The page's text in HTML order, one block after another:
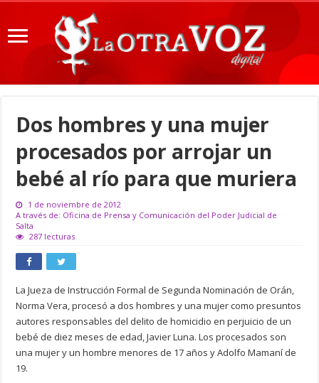
Dos hombres y una mujer
procesados por arrojar un
bebé al río para que muriera
1 de noviembre de 2012
A través de: Oficina de Prensa y Comunicación del Poder Judicial de
Salta
287 lecturas
La Jueza de Instrucción Formal de Segunda Nominación de Orán,
Norma Vera, procesó a dos hombres y una mujer como presuntos
autores responsables del delito de homicidio en perjuicio de un
bebé de diez meses de edad, Javier Luna. Los procesados son
una mujer y un hombre menores de 17 años y Adolfo Mamaní de
19.